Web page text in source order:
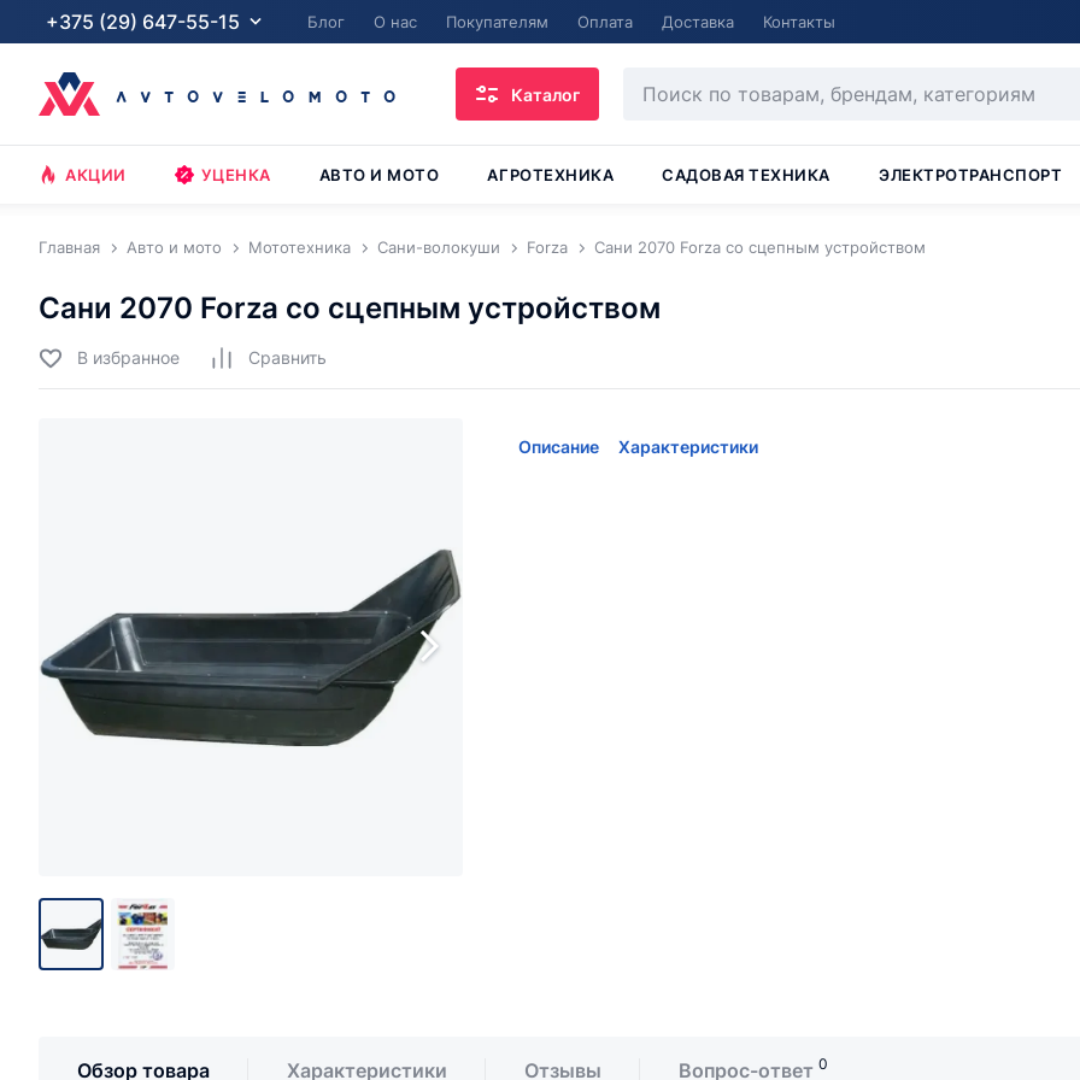
+375 (29) 647-55-15 Блог О нас Покупателям Оплата Доставка Контакты
Каталог
АКЦИИ УЦЕНКА АВТО И МОТО АГРОТЕХНИКА САДОВАЯ ТЕХНИКА ЭЛЕКТРОТРАНСПОРТ
Главная Авто и мото Мототехника Сани-волокуши Forza Сани 2070 Forza со сцепным устройством
Сани 2070 Forza со сцепным устройством
В избранное Cравнить
Описание Характеристики
Обзор товара Характеристики Отзывы Вопрос-ответ 0